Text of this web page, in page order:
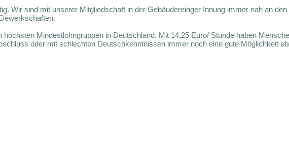
Wir sind mit unserer Mitgliedschaft in der Gebäudereinger Innung immer nah an den
Mindestlohngruppen in Deutschland. Mit 14,25 Euro/ Stunde haben
oder mit schlechten Deutschkenntnissen immer noch eine gute Möglichkeit